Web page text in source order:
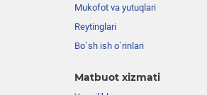
Mukofot va yutuqlari
Reytinglari
Bo`sh ish o`rinlari
Matbuot xizmati